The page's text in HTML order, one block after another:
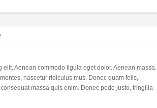
Aenean commodo ligula eget dolor. Aenean massa.
nascetur ridiculus mus. Donec quam felis,
massa quis enim. Donec pede justo, fringilla